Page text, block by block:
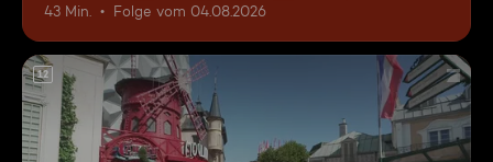
43 Min. Folge vom 04.08.2026
12